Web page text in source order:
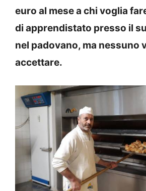
euro al mese a chi voglia
di apprendistato presso il
nel padovano, ma nessuno
accettare.